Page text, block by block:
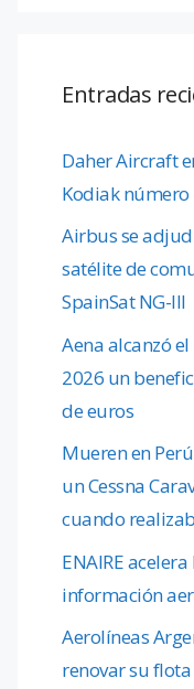
Entradas
Daher Aircraft
Kodiak número
Airbus se
satélite de
SpainSat NG-III
Aena alcanzó
2026 un
de euros
Mueren en
un Cessna
cuando
ENAIRE
información
Aerolíneas
renovar su